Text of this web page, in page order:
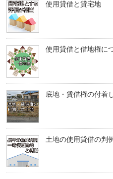
使用貸借と貸宅地
使用貸借と借地権に
底地・賃借権の付着
土地の使用貸借の判例